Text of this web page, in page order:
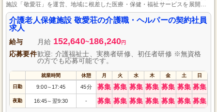
施設「敬愛荘」を運営、地域に根差した医療・保健・福祉サービスを展開し
ており、「愛と誠の精神」のもと、質の高い介護を提供しています。経験豊
富なスタッフが新規職員を丁寧にサポートする環境と、マイカー通勤可能な
職員専用駐車場が完備されており、正社員登用制度もあるため、長期的なキ
ャリア形成が可能です。
介護老人保健施設 敬愛荘の介護職・ヘルパーの契約社員
求人
給与 月給 152,640~186,240円
応募要件歓迎: 介護福祉士、実務者研修、初任者研修 ※無資格
の方でも応募可能です。
就業時間 休憩 月 火 水 木 金 土 日
日勤 9:00～ 17:45 45分 募集 募集 募集 募集 募集 募集 募集
夜勤 16:45～ 翌9:30 - 募集 募集 募集 募集 募集 募集 募集